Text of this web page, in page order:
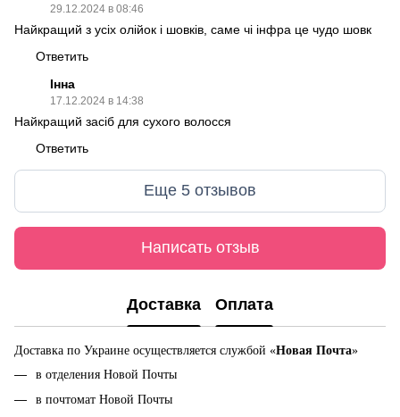
29.12.2024 в 08:46
Найкращий з усіх олійок і шовків, саме чі інфра це чудо шовк
Ответить
Інна
17.12.2024 в 14:38
Найкращий засіб для сухого волосся
Ответить
Еще 5 отзывов
Написать отзыв
Доставка Оплата
Доставка по Украине осуществляется службой «Новая Почта»
в отделения Новой Почты
в почтомат Новой Почты